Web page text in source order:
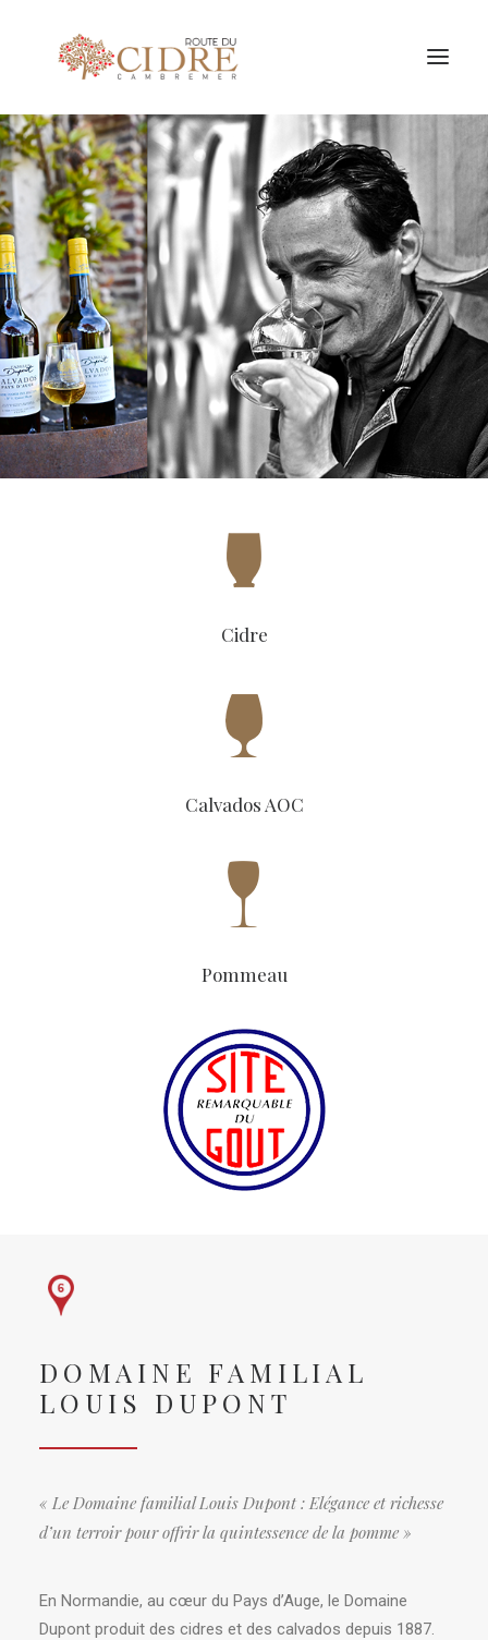
Cidre
Calvados AOC
Pommeau
DOMAINE FAMILIAL
LOUIS DUPONT
« Le Domaine familial Louis Dupont : Elégance et richesse
d’un terroir pour offrir la quintessence de la pomme »
En Normandie, au cœur du Pays d’Auge, le Domaine
Dupont produit des cidres et des calvados depuis 1887.